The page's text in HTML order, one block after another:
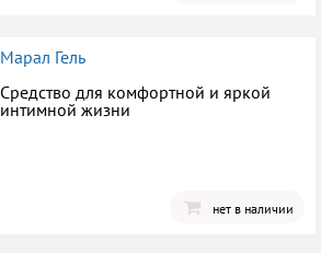
Марал Гель
Средство для комфортной и яркой
интимной жизни
нет в наличии